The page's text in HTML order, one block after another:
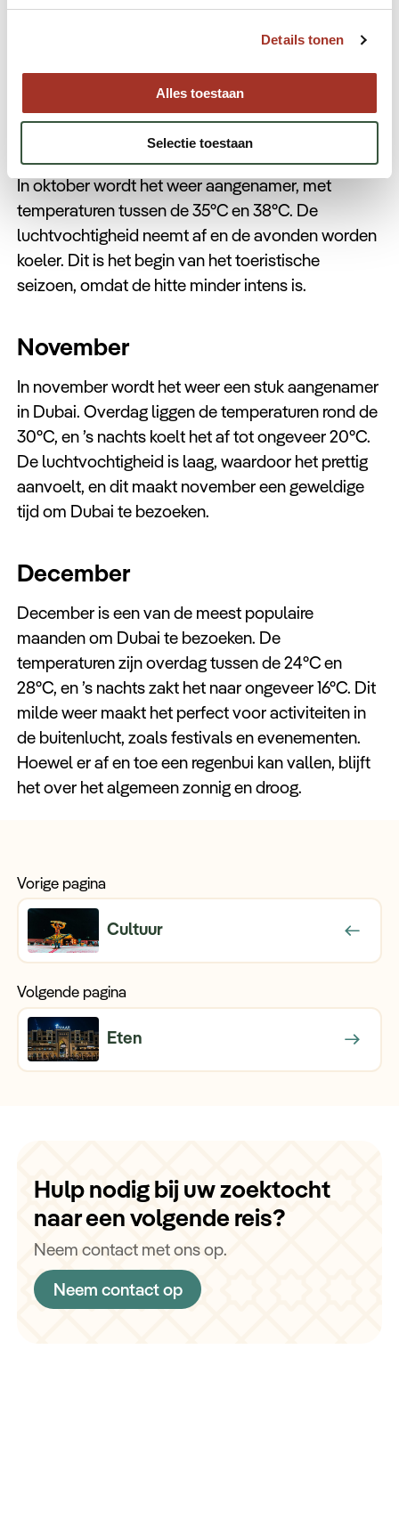
Details tonen
Alles toestaan
Selectie toestaan
temperaturen rond de 40°C overdag. De nachten
zijn iets koeler met temperaturen rond de 28°C. De
In oktober wordt het weer aangenamer, met
temperaturen tussen de 35°C en 38°C. De
luchtvochtigheid neemt af en de avonden worden
koeler. Dit is het begin van het toeristische
seizoen, omdat de hitte minder intens is.
November
In november wordt het weer een stuk aangenamer
in Dubai. Overdag liggen de temperaturen rond de
30°C, en ’s nachts koelt het af tot ongeveer 20°C.
De luchtvochtigheid is laag, waardoor het prettig
aanvoelt, en dit maakt november een geweldige
tijd om Dubai te bezoeken.
December
December is een van de meest populaire
maanden om Dubai te bezoeken. De
temperaturen zijn overdag tussen de 24°C en
28°C, en ’s nachts zakt het naar ongeveer 16°C. Dit
milde weer maakt het perfect voor activiteiten in
de buitenlucht, zoals festivals en evenementen.
Hoewel er af en toe een regenbui kan vallen, blijft
het over het algemeen zonnig en droog.
Vorige pagina
Cultuur
Volgende pagina
Eten
Hulp nodig bij uw zoektocht
naar een volgende reis?
Neem contact met ons op.
Neem contact op